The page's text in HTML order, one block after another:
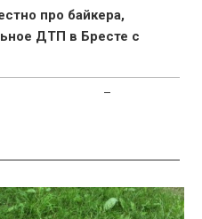
про байкера,
ДТП в Бресте с
открыть «Евроопт» в